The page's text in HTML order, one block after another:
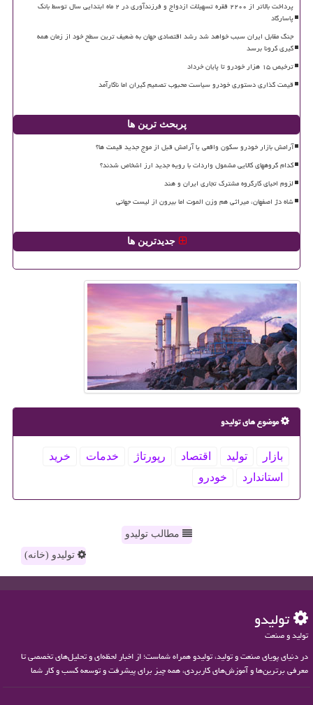
پرداخت بالاتر از ۲۲۰۰ فقره تسهیلات ازدواج و فرزندآوری در ۲ ماه ابتدایی سال توسط بانک
پاسارگاد
جنگ مقابل ایران سبب خواهد شد رشد اقتصادی جهان به ضعیف ترین سطح خود از زمان همه
گیری کرونا برسد
ترخیص ۱۵ هزار خودرو تا پایان خرداد
قیمت گذاری دستوری خودرو سیاست محبوب تصمیم گیران اما ناکارآمد
پربحث ترین ها
آرامش بازار خودرو سکون واقعی یا آرامش قبل از موج جدید قیمت ها؟
کدام گروههای کالایی مشمول واردات با رویه جدید ارز اشخاص شدند؟
لزوم احیای کارگروه مشترک تجاری ایران و هند
شاه دژ اصفهان، میراثی هم وزن الموت اما بیرون از لیست جهانی
جدیدترین ها
موضوع های تولیدو
بازار تولید اقتصاد رپورتاژ خدمات
خرید
استاندارد
خودرو
مطالب تولیدو
تولیدو (خانه)
تولیدو
تولید و صنعت
در دنیای پویای صنعت و تولید، تولیدو همراه شماست؛ از اخبار لحظه‌ای و تحلیل‌های تخصصی تا
معرفی برترین‌ها و آموزش‌های کاربردی، همه چیز برای پیشرفت و توسعه کسب و کار شما